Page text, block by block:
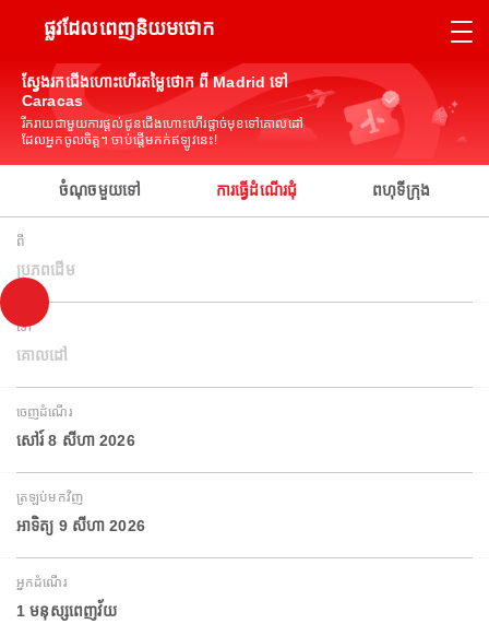
ផ្លូវដែលពេញនិយមថោក
ស្វែងរកជើងហោះហើរតម្លៃថោក ពី Madrid ទៅ
Caracas
រីករាយជាមួយការផ្តល់ជូនជើងហោះហើរផ្តាច់មុខទៅគោលដៅ
ដែលអ្នកចូលចិត្ត។ ចាប់ផ្តើមកក់ឥឡូវនេះ!
ចំណុចមួយទៅ ការធ្វើដំណើរជុំ ពហុទីក្រុង
ពី
ប្រភពដើម
ទៅ
គោលដៅ
ចេញដំណើរ
សៅរ៍ 8 សីហា 2026
ត្រឡប់មកវិញ
អាទិត្យ 9 សីហា 2026
អ្នកដំណើរ
1 មនុស្សពេញវ័យ